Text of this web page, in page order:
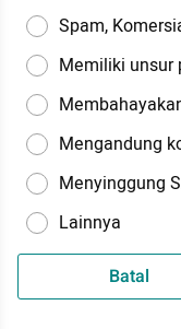
Spam,
Memiliki unsur
Mengandung
Menyinggung
Lainnya
Batal